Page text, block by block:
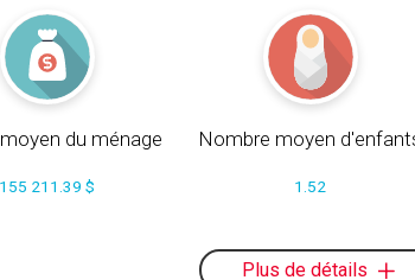
du ménage
155 211.39 $
Nombre moyen
1.52
Plus de détails